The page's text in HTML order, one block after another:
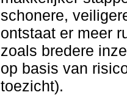
schonere,
ontstaat er meer
zoals bredere
op basis van
toezicht).